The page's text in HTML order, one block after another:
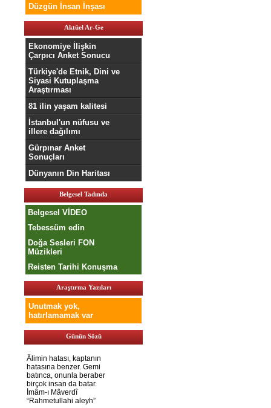
Düzgün İnsan İnşası
Aktüel Ar-Ge
Ekonomiye İlişkin
Çarpıcı Anket Sonucu
Türkiye'de Etnik, Dini ve
Siyasi Kutuplaşma
Araştırması
81 ilin yaşam kalitesi
İstanbul'un nüfusu ve
illere dağılımı
Gürpınar Anket
Sonuçları
Dünyanın Din Haritası
Belgesel Tadında
Belgesel VİDEO
Tebessüm edin
Doğa Sesleri FON
Müzikleri
Reisten Tarihi Konuşma
Araştırma Yazıları
Unutmak yok,
hatırlamamak var
Günün Sözü